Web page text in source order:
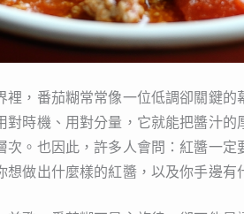
裡，番茄糊常常像一位低調卻關鍵的
對時機、用對分量，它就能把醬汁的
次。也因此，許多人會問：紅醬一定
想做出什麼樣的紅醬，以及你手邊有